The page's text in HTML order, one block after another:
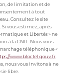
de limitation et de
à tout
Consultez le site
vous estimez, après
et Libertés » ne
à la CNIL. Nous vous
téléphonique «
www.bloctel.gouv.fr
nous vous invitons à ne
libre.